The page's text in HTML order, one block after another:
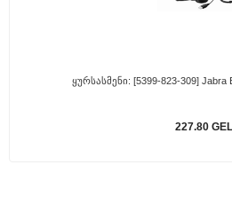
Ყურსასმენი: [5399-823-309] Jabra
227.80 GEL